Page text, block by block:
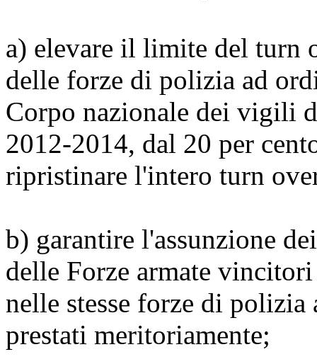
a) elevare il limite del turn
delle forze di polizia ad
Corpo nazionale dei vigili
2012-2014, dal 20 per
ripristinare l'intero turn
b) garantire l'assunzione
delle Forze armate
nelle stesse forze di
prestati meritoriamente;